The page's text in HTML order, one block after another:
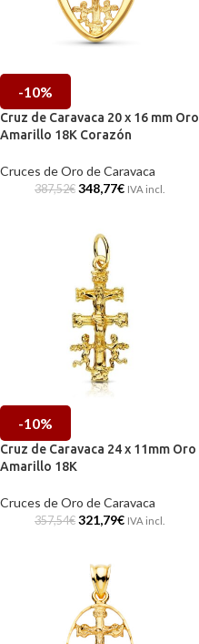
-10%
Cruz de Caravaca 20 x 16 mm Oro
Amarillo 18K Corazón
Cruces de Oro de Caravaca
387,52€ 348,77€ IVA incl.
-10%
Cruz de Caravaca 24 x 11mm Oro
Amarillo 18K
Cruces de Oro de Caravaca
357,54€ 321,79€ IVA incl.